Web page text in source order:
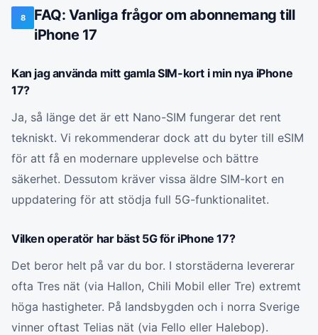
8
FAQ: Vanliga frågor om abonnemang till
iPhone 17
Kan jag använda mitt gamla SIM-kort i min nya iPhone
17?
Ja, så länge det är ett Nano-SIM fungerar det rent
tekniskt. Vi rekommenderar dock att du byter till eSIM
för att få en modernare upplevelse och bättre
säkerhet. Dessutom kräver vissa äldre SIM-kort en
uppdatering för att stödja full 5G-funktionalitet.
Vilken operatör har bäst 5G för iPhone 17?
Det beror helt på var du bor. I storstäderna levererar
ofta Tres nät (via Hallon, Chili Mobil eller Tre) extremt
höga hastigheter. På landsbygden och i norra Sverige
vinner oftast Telias nät (via Fello eller Halebop).